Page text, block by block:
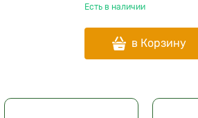
Есть в наличии
в Корзину